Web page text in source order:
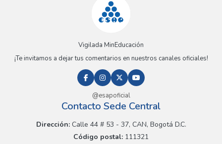
Vigilada MinEducación
¡Te invitamos a dejar tus comentarios en nuestros canales oficiales!
@esapoficial
Contacto Sede Central
Dirección:Calle 44 # 53 - 37, CAN, Bogotá D.C.
Código postal: 111321